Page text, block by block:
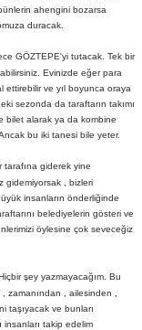
ahengini bozarsa
duracak.
GÖZTEPE'yi tutacak. Tek bir
Evinizde eğer para
ettirebilir ve yıl boyunca oraya
sezonda da taraftarın takımı
bilet alarak ya da kombine
bu iki tanesi bile yeter.
tarafına giderek yine
gidemiyorsak , bizleri
insanların önderliğinde
belediyelerin gösteri ve
öylesine çok seveceğiz
şey yazmayacağım. Bu
zamanından , ailesinden ,
taşıyacak ve bunları
takip edelim